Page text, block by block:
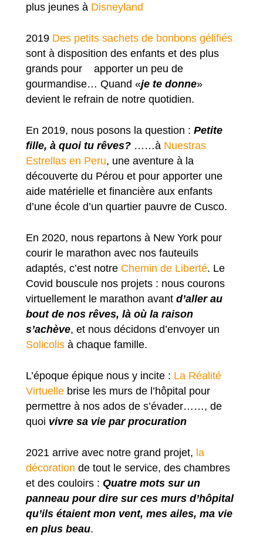
plus jeunes à Disneyland
2019 Des petits sachets de bonbons gélifiés
sont à disposition des enfants et des plus
grands pour apporter un peu de
gourmandise… Quand «je te donne»
devient le refrain de notre quotidien.
En 2019, nous posons la question : Petite
fille, à quoi tu rêves?……à Nuestras
Estrellas en Peru, une aventure à la
découverte du Pérou et pour apporter une
aide matérielle et financière aux enfants
d’une école d’un quartier pauvre de Cusco.
En 2020, nous repartons à New York pour
courir le marathon avec nos fauteuils
adaptés, c’est notre Chemin de Liberté. Le
Covid bouscule nos projets : nous courons
virtuellement le marathon avant d’aller au
bout de nos rêves, là où la raison
s’achève, et nous décidons d’envoyer un
Solicolisà chaque famille.
L’époque épique nous y incite : La Réalité
Virtuellebrise les murs de l’hôpital pour
permettre à nos ados de s’évader……, de
quoi vivre sa vie par procuration
2021 arrive avec notre grand projet, la
décoration de tout le service, des chambres
et des couloirs : Quatre mots sur un
panneau pour dire sur ces murs d’hôpital
qu’ils étaient mon vent, mes ailes, ma vie
en plus beau.